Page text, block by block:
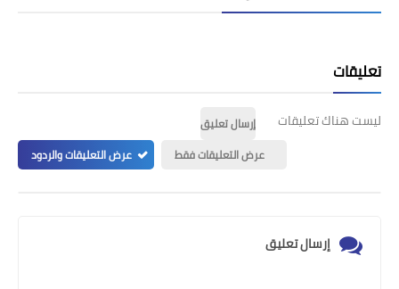
تعليقات
ليست هناك تعليقات
إرسال تعليق
عرض التعليقات فقط
عرض التعليقات والردود
إرسال تعليق